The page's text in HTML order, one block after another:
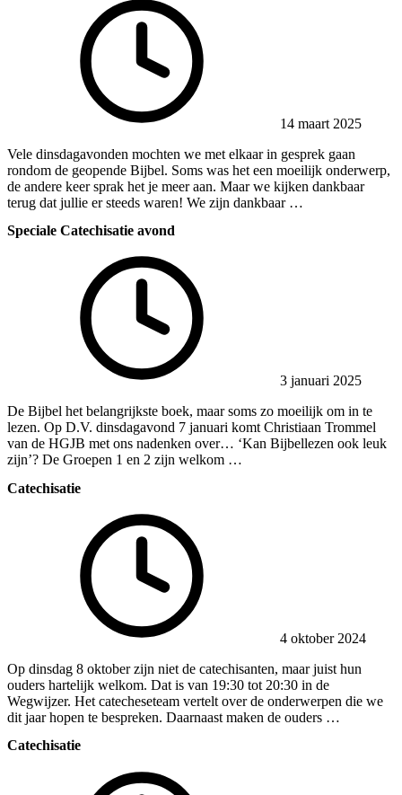
14 maart 2025
Vele dinsdagavonden mochten we met elkaar in gesprek gaan
rondom de geopende Bijbel. Soms was het een moeilijk onderwerp,
de andere keer sprak het je meer aan. Maar we kijken dankbaar
terug dat jullie er steeds waren! We zijn dankbaar …
Speciale Catechisatie avond
3 januari 2025
De Bijbel het belangrijkste boek, maar soms zo moeilijk om in te
lezen. Op D.V. dinsdagavond 7 januari komt Christiaan Trommel
van de HGJB met ons nadenken over… ‘Kan Bijbellezen ook leuk
zijn’? De Groepen 1 en 2 zijn welkom …
Catechisatie
4 oktober 2024
Op dinsdag 8 oktober zijn niet de catechisanten, maar juist hun
ouders hartelijk welkom. Dat is van 19:30 tot 20:30 in de
Wegwijzer. Het catecheseteam vertelt over de onderwerpen die we
dit jaar hopen te bespreken. Daarnaast maken de ouders …
Catechisatie